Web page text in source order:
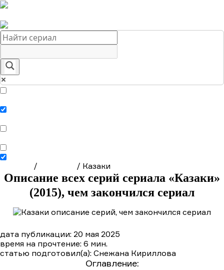
/ / Казаки
Описание всех серий сериала «Казаки»
(2015), чем закончился сериал
дата публикации: 20 мая 2025
время на прочтение: 6 мин.
статью подготовил(а): Снежана Кириллова
Оглавление: